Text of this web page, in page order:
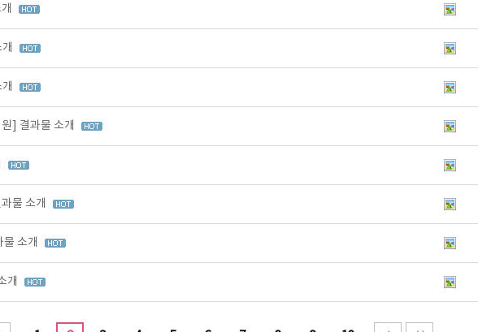
] 결과물 소개
물 소개
소개
개